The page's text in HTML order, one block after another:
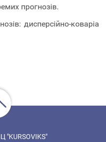
прогнозів.
дисперсійно-коваріа
"KURSOVIKS"